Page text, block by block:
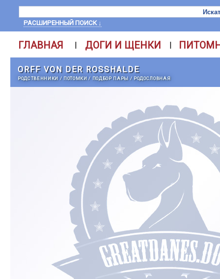
РАСШИРЕННЫЙ ПОИСК ↓
ГЛАВНАЯ | ДОГИ И ЩЕНКИ |
ORFF VON DER ROSSHALDE
РОДСТВЕННИКИ / ПОТОМКИ/ ПОДБОР ПАРЫ / РОДОСЛОВНАЯ